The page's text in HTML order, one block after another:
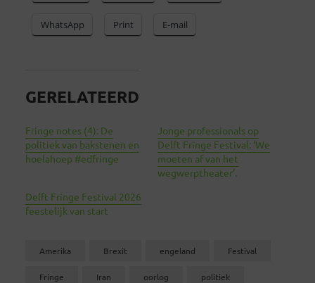
WhatsApp Print E-mail
GERELATEERD
Fringe notes (4): De
politiek van bakstenen en
hoelahoep #edfringe
Jonge professionals op
Delft Fringe Festival: ‘We
moeten af van het
wegwerptheater’.
Delft Fringe Festival 2026
feestelijk van start
Amerika Brexit engeland Festival
Fringe Iran oorlog politiek